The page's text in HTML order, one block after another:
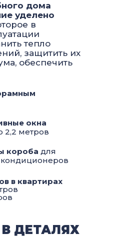
ДЕТАЛЯХ
дома
уделено
в
тепло
защитить их
обеспечить
окна
2,2 метров
короба для
в квартирах